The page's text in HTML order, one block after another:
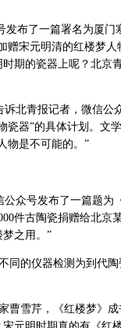
了一篇署名为厦门
赠宋元明清的红楼梦
期的瓷器上呢？北京
青报记者，微信公
瓷器”的具体计划。文
物是不可能的。”
号发布了一篇题为
件古陶瓷捐赠给北京
之用。”
的仪器检测为到代陶
雪芹，《红楼梦》成